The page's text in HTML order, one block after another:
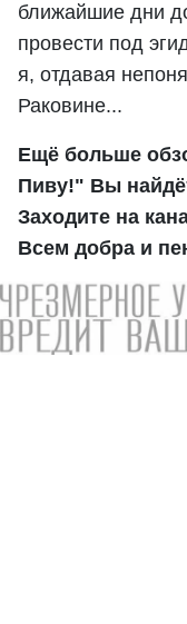
ближайшие дни
провести под
я, отдавая
Раковине...
Ещё больше
Пиву!" Вы
Заходите на
Всем добра и